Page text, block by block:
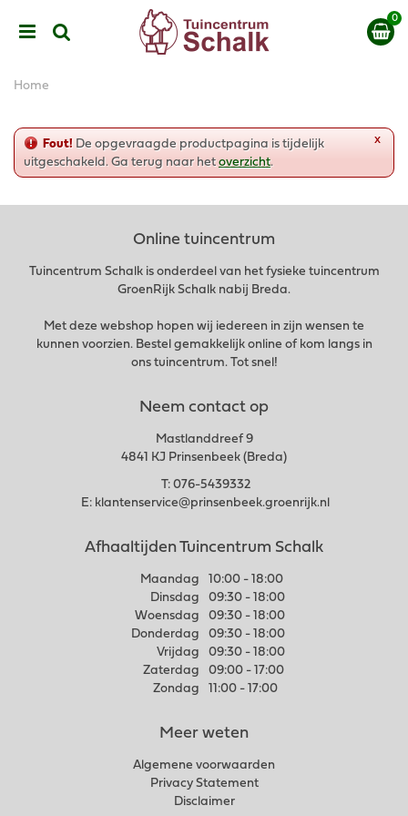
n
Home
x
Fout! De opgevraagde productpagina is tijdelijk
uitgeschakeld. Ga terug naar hetoverzicht.
Online tuincentrum
Tuincentrum Schalk is onderdeel van het fysieke tuincentrum
GroenRijk Schalk nabij Breda.
Met deze webshop hopen wij iedereen in zijn wensen te
kunnen voorzien. Bestel gemakkelijk online of kom langs in
ons tuincentrum. Tot snel!
Neem contact op
Mastlanddreef 9
4841 KJ Prinsenbeek (Breda)
T: 076-5439332
E: klantenservice@prinsenbeek.groenrijk.nl
Afhaaltijden Tuincentrum Schalk
Maandag
10:00 - 18:00
Dinsdag
09:30 - 18:00
Woensdag
09:30 - 18:00
Donderdag
09:30 - 18:00
Vrijdag
09:30 - 18:00
Zaterdag
09:00 - 17:00
Zondag
11:00 - 17:00
Meer weten
Algemene voorwaarden
Privacy Statement
Disclaimer